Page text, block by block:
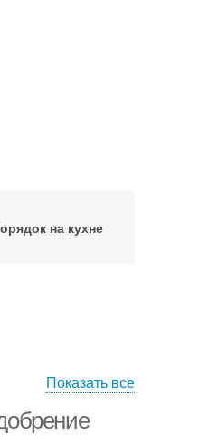
на кухне
Показать все